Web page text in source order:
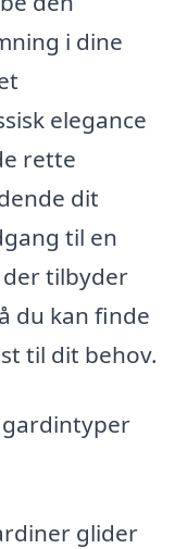
i dine
elegance
rette
dit
til en
tilbyder
du kan finde
til dit behov.
glider